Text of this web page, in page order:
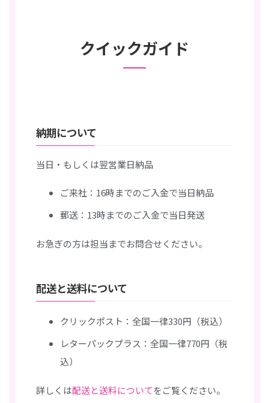
クイックガイド
納期について
当日・もしくは翌営業日納品
ご来社：16時までのご入金で当日納品
郵送：13時までのご入金で当日発送
お急ぎの方は担当までお問合せください。
配送と送料について
クリックポスト：全国一律330円（税込）
レターパックプラス：全国一律770円（税
込）
詳しくは配送と送料についてをご覧ください。